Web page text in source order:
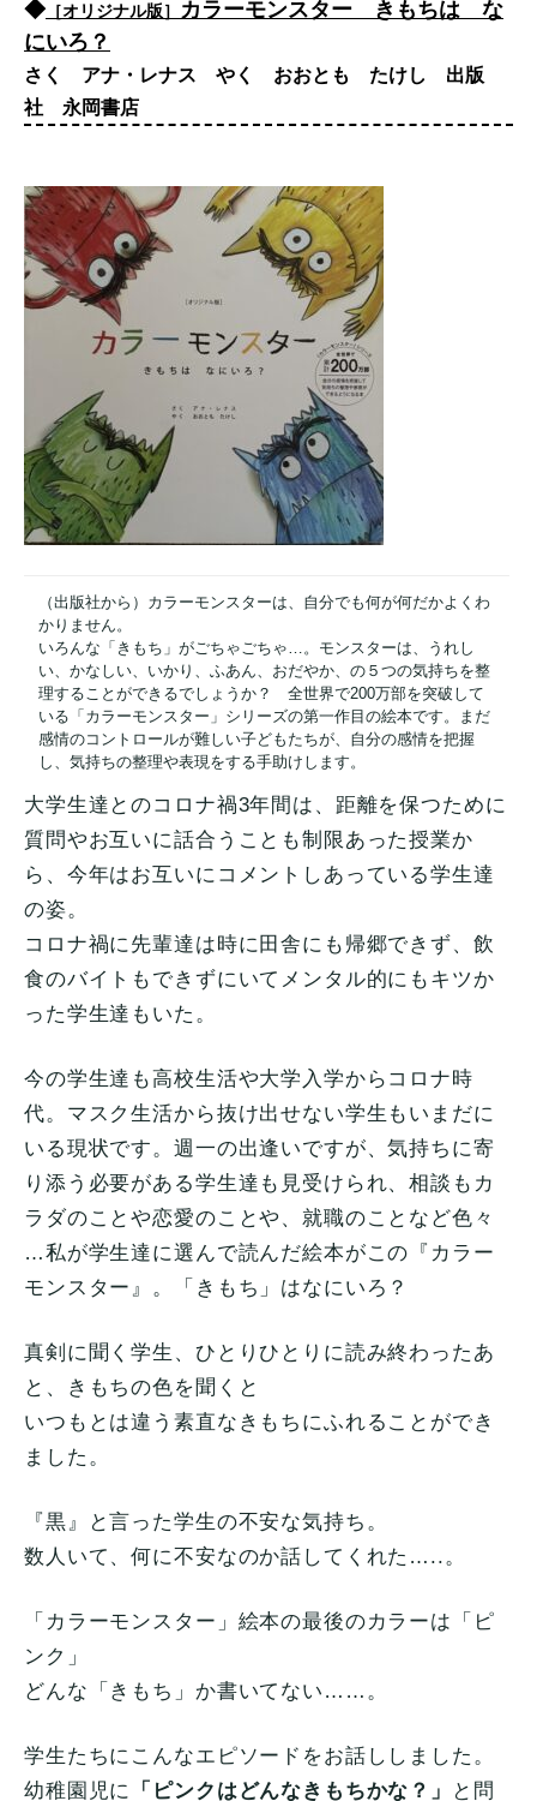
◆［オリジナル版］ カラーモンスター きもちは な
にいろ？
さく アナ・レナス やく おおとも たけし 出版
社 永岡書店
（出版社から）カラーモンスターは、自分でも何が何だかよくわ
かりません。
いろんな「きもち」がごちゃごちゃ…。モンスターは、うれし
い、かなしい、いかり、ふあん、おだやか、の５つの気持ちを整
理することができるでしょうか？ 全世界で200万部を突破して
いる「カラーモンスター」シリーズの第一作目の絵本です。まだ
感情のコントロールが難しい子どもたちが、自分の感情を把握
し、気持ちの整理や表現をする手助けします。
大学生達とのコロナ禍3年間は、距離を保つために
質問やお互いに話合うことも制限あった授業か
ら、今年はお互いにコメントしあっている学生達
の姿。
コロナ禍に先輩達は時に田舎にも帰郷できず、飲
食のバイトもできずにいてメンタル的にもキツか
った学生達もいた。
今の学生達も高校生活や大学入学からコロナ時
代。マスク生活から抜け出せない学生もいまだに
いる現状です。週一の出逢いですが、気持ちに寄
り添う必要がある学生達も見受けられ、相談もカ
ラダのことや恋愛のことや、就職のことなど色々
…私が学生達に選んで読んだ絵本がこの『カラー
モンスター』。「きもち」はなにいろ？
真剣に聞く学生、ひとりひとりに読み終わったあ
と、きもちの色を聞くと
いつもとは違う素直なきもちにふれることができ
ました。
『黒』と言った学生の不安な気持ち。
数人いて、何に不安なのか話してくれた…..。
「カラーモンスター」絵本の最後のカラーは「ピ
ンク」
どんな「きもち」か書いてない……。
学生たちにこんなエピソードをお話ししました。
幼稚園児に
「ピンクはどんなきもちかな？」 と問